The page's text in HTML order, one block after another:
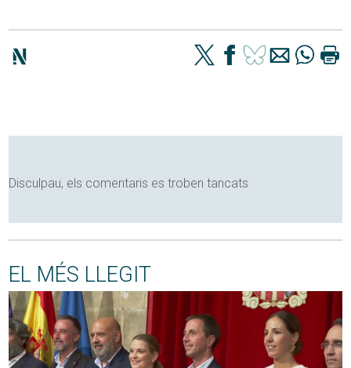
Disculpau, els comentaris es troben tancats
EL MÉS LLEGIT